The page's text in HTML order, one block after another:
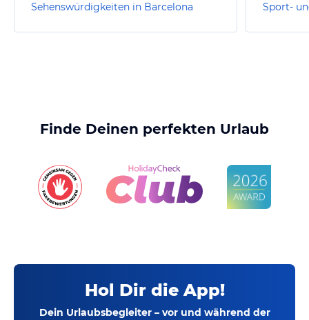
Sehenswürdigkeiten in Barcelona
Finde Deinen perfekten Urlaub
Hol Dir die App!
Dein Urlaubsbegleiter – vor und während der